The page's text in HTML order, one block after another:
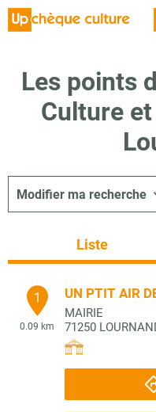
Les points
Culture
Modifier ma recherche
Liste
1
0.09 km
UN PTIT AIR
MAIRIE
71250